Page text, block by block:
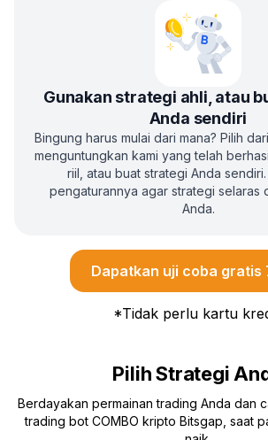
Gunakan strategi ahli, atau
Anda sendiri
Bingung harus mulai dari mana? Pilih
menguntungkan kami yang telah
riil, atau buat strategi Anda
pengaturannya agar strategi selaras
Anda.
Dapatkan uji coba gratis
*Tidak perlu kartu
Pilih Strategi
Berdayakan permainan trading Anda dan
trading bot COMBO kripto Bitsgap, saat